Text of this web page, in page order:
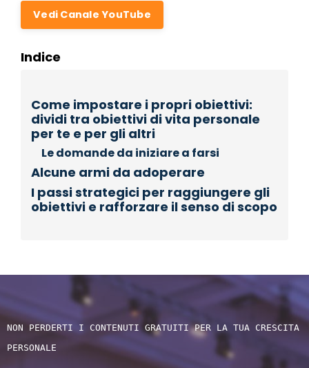
Vedi Canale YouTube
Indice
Come impostare i propri obiettivi:
dividi tra obiettivi di vita personale
per te e per gli altri
Le domande da iniziare a farsi
Alcune armi da adoperare
I passi strategici per raggiungere gli
obiettivi e rafforzare il senso di scopo
NON PERDERTI I CONTENUTI GRATUITI PER LA TUA CRESCITA
PERSONALE